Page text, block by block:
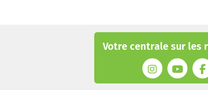
Votre centrale sur les